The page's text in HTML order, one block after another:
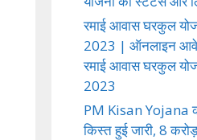
रमाई आवास घरकुल
2023 | ऑनलाइन
रमाई आवास घरकुल
2023
PM Kisan Yojana
किस्त हुई जारी, 8